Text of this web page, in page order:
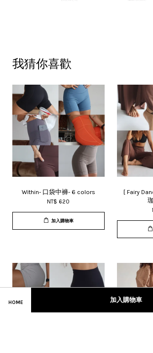
HOME 加入購物車
我猜你喜歡
Within- 口袋中褲- 6 colors
NT$ 620
加入購物車
[ Fairy